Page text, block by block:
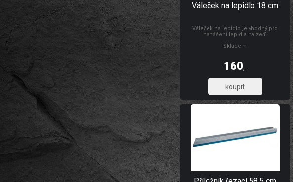
Váleček na lepidlo 18 cm
Váleček na lepidlo je vhodný pro
nanášení lepidla na zeď.
Skladem
160 ,-
132,23